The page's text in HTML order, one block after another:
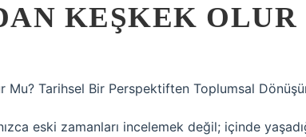
KEŞKEK OLUR
Mu? Tarihsel Bir Perspektiften Toplumsal
eski zamanları incelemek değil; içinde